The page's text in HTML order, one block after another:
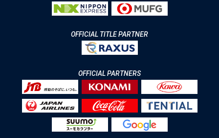
OFFICIAL TITLE PARTNER
OFFICIAL PARTNERS